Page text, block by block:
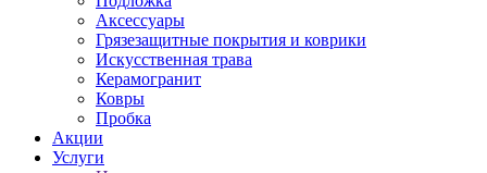
Аксессуары
Грязезащитные покрытия и коврики
Искусственная трава
Керамогранит
Ковры
Пробка
Акции
Услуги